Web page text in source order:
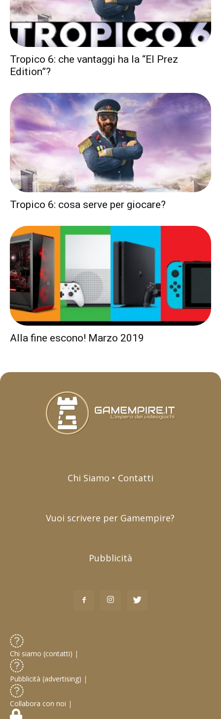
Tropico 6: che vantaggi ha la “El Prez
Edition”?
Tropico 6: cosa serve per giocare?
Alla fine escono! Marzo 2019
Chi Siamo • Contatti
Vuoi scrivere per Gamempire?
Pubblicità
Chi siamo (contatti) |
Pubblicità (advertising) |
Collabora con noi |